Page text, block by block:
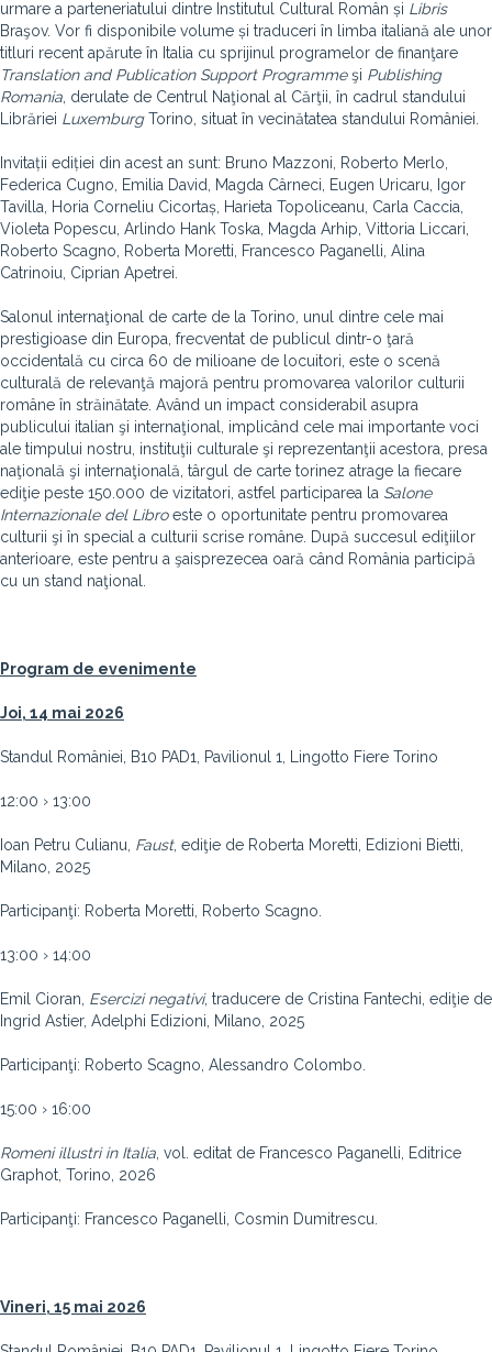
urmare a parteneriatului dintre Institutul Cultural Român și Libris
Braşov. Vor fi disponibile volume și traduceri în limba italiană ale unor
titluri recent apărute în Italia cu sprijinul programelor de finanţare
Translation and Publication Support Programmeşi Publishing
Romania , derulate de Centrul Naţional al Cărţii, în cadrul standului
Librăriei LuxemburgTorino, situat în vecinătatea standului României.
Invitații ediției din acest an sunt: Bruno Mazzoni, Roberto Merlo,
Federica Cugno, Emilia David, Magda Cârneci, Eugen Uricaru, Igor
Tavilla, Horia Corneliu Cicortaș, Harieta Topoliceanu, Carla Caccia,
Violeta Popescu, Arlindo Hank Toska, Magda Arhip, Vittoria Liccari,
Roberto Scagno, Roberta Moretti, Francesco Paganelli, Alina
Catrinoiu, Ciprian Apetrei.
Salonul internaţional de carte de la Torino, unul dintre cele mai
prestigioase din Europa, frecventat de publicul dintr-o ţară
occidentală cu circa 60 de milioane de locuitori, este o scenă
culturală de relevanţă majoră pentru promovarea valorilor culturii
române în străinătate. Având un impact considerabil asupra
publicului italian şi internaţional, implicând cele mai importante voci
ale timpului nostru, instituţii culturale şi reprezentanţii acestora, presa
naţională şi internaţională, târgul de carte torinez atrage la fiecare
ediţie peste 150.000 de vizitatori, astfel participarea la Salone
Internazionale del Libroeste o oportunitate pentru promovarea
culturii şi în special a culturii scrise române. După succesul ediţiilor
anterioare, este pentru a şaisprezecea oară când România participă
cu un stand naţional.
Program de evenimente
Joi, 14 mai 2026
Standul României, B10 PAD1, Pavilionul 1, Lingotto Fiere Torino
12:00 › 13:00
Ioan Petru Culianu, Faust, ediţie de Roberta Moretti, Edizioni Bietti,
Milano, 2025
Participanţi: Roberta Moretti, Roberto Scagno.
13:00 › 14:00
Emil Cioran, Esercizi negativi, traducere de Cristina Fantechi, ediţie de
Ingrid Astier, Adelphi Edizioni, Milano, 2025
Participanţi: Roberto Scagno, Alessandro Colombo.
15:00 › 16:00
Romeni illustri in Italia , vol. editat de Francesco Paganelli, Editrice
Graphot, Torino, 2026
Participanţi: Francesco Paganelli, Cosmin Dumitrescu.
Vineri, 15 mai 2026